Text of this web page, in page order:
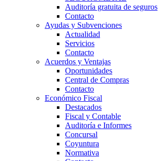
Auditoría gratuita de seguros
Contacto
Ayudas y Subvenciones
Actualidad
Servicios
Contacto
Acuerdos y Ventajas
Oportunidades
Central de Compras
Contacto
Económico Fiscal
Destacados
Fiscal y Contable
Auditoría e Informes
Concursal
Coyuntura
Normativa